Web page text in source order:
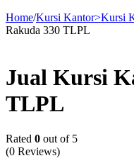
Home/Kursi Kantor>Kursi
Rakuda 330 TLPL
Jual Kursi
TLPL
Rated 0 out of 5
(0 Reviews)